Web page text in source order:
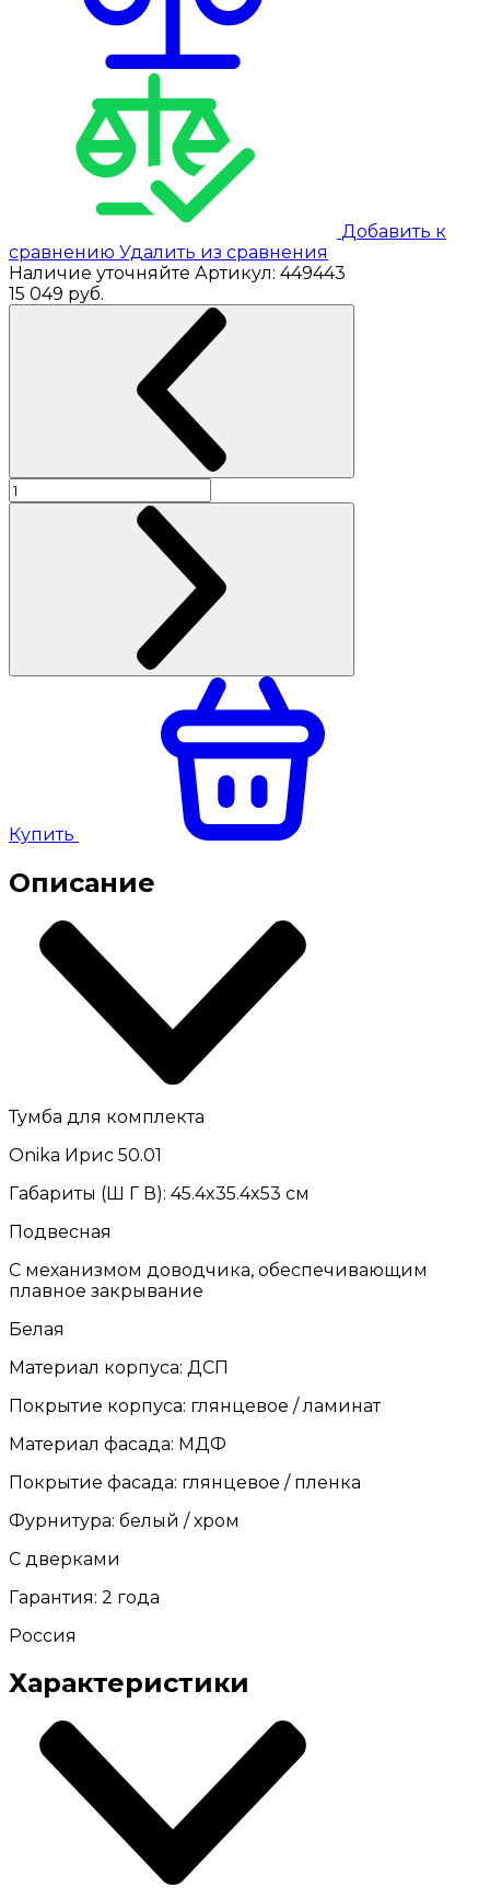
Добавить к
сравнению Удалить из сравнения
Наличие уточняйте Артикул: 449443
15 049 руб.
Купить
Описание
Тумба для комплекта
Onika Ирис 50.01
Габариты (Ш Г В): 45.4x35.4x53 см
Подвесная
С механизмом доводчика, обеспечивающим
плавное закрывание
Белая
Материал корпуса: ДСП
Покрытие корпуса: глянцевое / ламинат
Материал фасада: МДФ
Покрытие фасада: глянцевое / пленка
Фурнитура: белый / хром
С дверками
Гарантия: 2 года
Россия
Характеристики